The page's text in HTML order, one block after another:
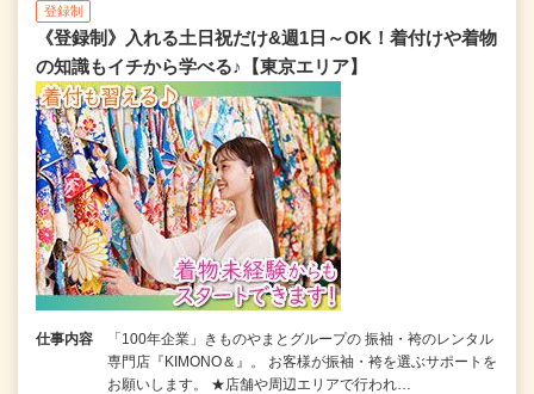
登録制
《登録制》入れる土日祝だけ&週1日～OK！着付けや着物
の知識もイチから学べる♪【東京エリア】
仕事内容
「100年企業」きものやまとグループの 振袖・袴のレンタル
専門店『KIMONO＆』。 お客様が振袖・袴を選ぶサポートを
お願いします。 ★店舗や周辺エリアで行われ…